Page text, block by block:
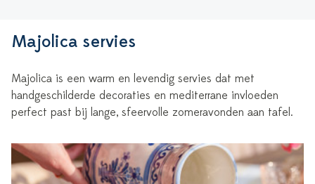
Majolica servies
Majolica is een warm en levendig servies dat met
handgeschilderde decoraties en mediterrane invloeden
perfect past bij lange, sfeervolle zomeravonden aan tafel.